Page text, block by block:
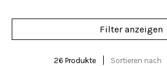
Filter anzeigen
26 Produkte Sortieren nach